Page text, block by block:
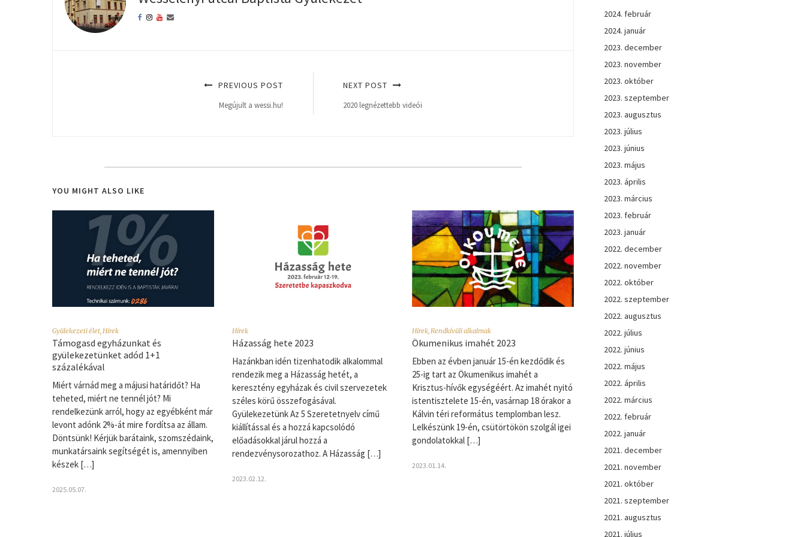
PREVIOUS POST
Megújult a wessi.hu!
NEXT POST
2020 legnézettebb videói
YOU MIGHT ALSO LIKE
Gyülekezeti élet Hírek
Támogasd egyházunkat és
gyülekezetünket adód 1+1
százalékával
Miért várnád meg a májusi határidőt? Ha
teheted, miért ne tennél jót? Mi
rendelkezünk arról, hogy az egyébként már
levont adónk 2%-át mire fordítsa az állam.
Döntsünk! Kérjük barátaink, szomszédaink,
munkatársaink segítségét is, amennyiben
készek […]
2025.05.07.
Hírek
Házasság hete 2023
Hazánkban idén tizenhatodik alkalommal
rendezik meg a Házasság hetét, a
keresztény egyházak és civil szervezetek
széles körű összefogásával.
Gyülekezetünk Az 5 Szeretetnyelv című
kiállítással és a hozzá kapcsolódó
előadásokkal járul hozzá a
rendezvénysorozathoz. A Házasság […]
2023.02.12.
Hírek, Rendkívüli alkalmak
Ökumenikus imahét 2023
Ebben az évben január 15-én kezdődik és
25-ig tart az Ökumenikus imahét a
Krisztus-­hívők egységéért. Az imahét nyitó
istentisztelete 15-én, vasárnap 18 órakor a
Kálvin téri református templomban lesz.
Lelkészünk 19-én, csütörtökön szolgál igei
gondolatokkal […]
2023.01.14.
2024. február
2024. január
2023. december
2023. november
2023. október
2023. szeptember
2023. augusztus
2023. július
2023. június
2023. május
2023. április
2023. március
2023. február
2023. január
2022. december
2022. november
2022. október
2022. szeptember
2022. augusztus
2022. július
2022. június
2022. május
2022. április
2022. március
2022. február
2022. január
2021. december
2021. november
2021. október
2021. szeptember
2021. augusztus
2021. július